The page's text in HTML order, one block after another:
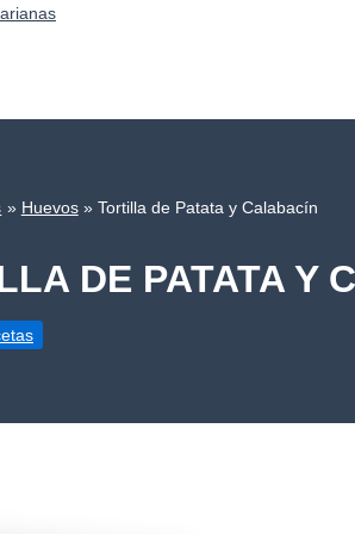
Huevos Tortilla de Patata y Calabacín
DE PATATA Y